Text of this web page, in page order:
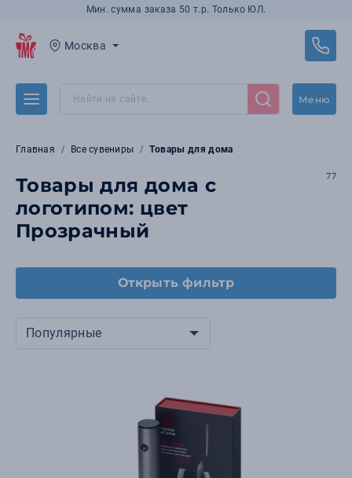
Мин. сумма заказа 50 т.р. Только ЮЛ.
Москва
Меню
Главная Все сувениры Товары для дома
Товары для дома с
логотипом: цвет
Прозрачный
77
Открыть фильтр
Популярные